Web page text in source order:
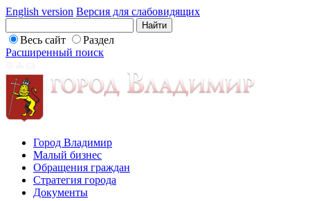
English version Версия для слабовидящих
Весь сайт
Раздел
Расширенный поиск
Город Владимир
Малый бизнес
Обращения граждан
Стратегия города
Документы